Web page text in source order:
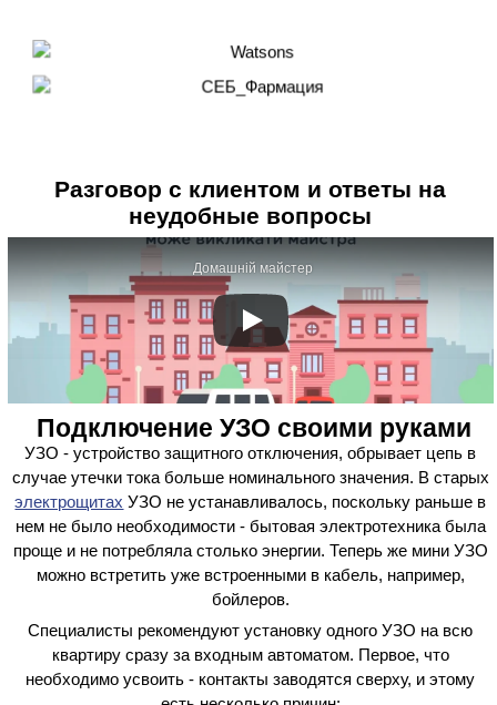
Разговор с клиентом и ответы на
неудобные вопросы
Домашній майстер
Подключение УЗО своими руками
УЗО - устройство защитного отключения, обрывает цепь в
случае утечки тока больше номинального значения. В старых
электрощитах УЗО не устанавливалось, поскольку раньше в
нем не было необходимости - бытовая электротехника была
проще и не потребляла столько энергии. Теперь же мини УЗО
можно встретить уже встроенными в кабель, например,
бойлеров.
Специалисты рекомендуют установку одного УЗО на всю
квартиру сразу за входным автоматом. Первое, что
необходимо усвоить - контакты заводятся сверху, и этому